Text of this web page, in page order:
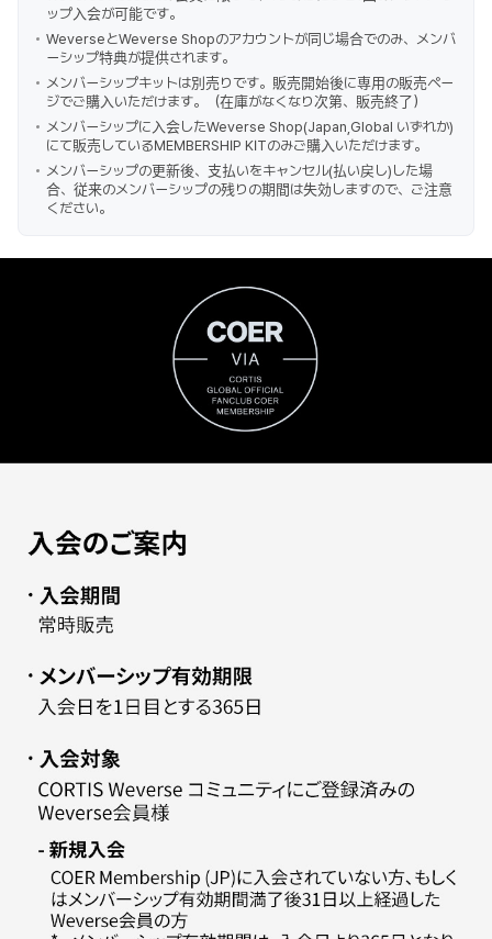
ップ入会が可能です。
WeverseとWeverse Shopのアカウントが同じ場合でのみ、メンバ
ーシップ特典が提供されます。
メンバーシップキットは別売りです。販売開始後に専用の販売ペー
ジでご購入いただけます。（在庫がなくなり次第、販売終了）
メンバーシップに入会したWeverse Shop(Japan,Global いずれか)
にて販売しているMEMBERSHIP KITのみご購入いただけます。
メンバーシップの更新後、支払いをキャンセル(払い戻し)した場
合、従来のメンバーシップの残りの期間は失効しますので、ご注意
ください。